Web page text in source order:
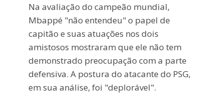
Na avaliação do campeão mundial,
Mbappé "não entendeu" o papel de
capitão e suas atuações nos dois
amistosos mostraram que ele não tem
demonstrado preocupação com a parte
defensiva. A postura do atacante do PSG,
em sua análise, foi "deplorável".